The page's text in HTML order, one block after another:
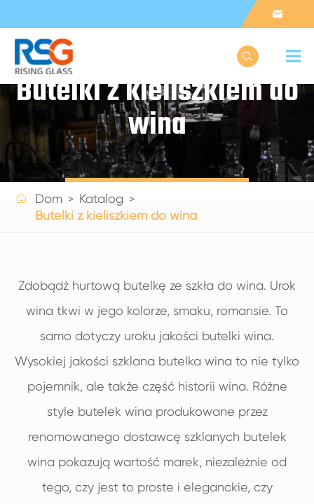


Butelki z kieliszkiem do
wina
Get a Quote
 Dom
Katalog
Butelki z kieliszkiem do wina
Zdobądź hurtową butelkę ze szkła do wina. Urok
wina tkwi w jego kolorze, smaku, romansie. To
samo dotyczy uroku jakości butelki wina.
Wysokiej jakości szklana butelka wina to nie tylko
pojemnik, ale także część historii wina. Różne
style butelek wina produkowane przez
renomowanego dostawcę szklanych butelek
wina pokazują wartość marek, niezależnie od
tego, czy jest to proste i eleganckie, czy